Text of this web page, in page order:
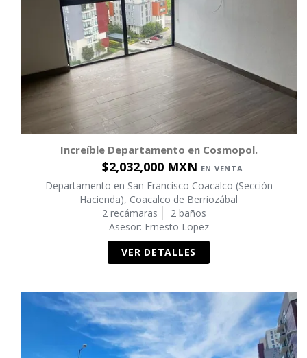
Increíble Departamento en Cosmopol.
$2,032,000 MXN EN VENTA
Departamento en San Francisco Coacalco (Sección
Hacienda), Coacalco de Berriozábal
2 recámaras
2 baños
Asesor: Ernesto Lopez
VER DETALLES